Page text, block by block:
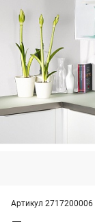
Артикул 2717200006